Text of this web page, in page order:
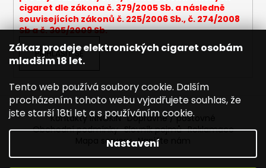
Zákaz prodeje elektronických cigaret osobám
mladším 18 let.
Tento web používá soubory cookie. Dalším
procházením tohoto webu vyjadřujete souhlas, že
jste starší 18ti let a s používáním cookie.
Nastavení
ý
p
s
cigaret dle zákona č. 379/2005 Sb. a následně
souvisejících zákonů č. 225/2006 Sb., č. 274/2008
Sb a č. 305/2009 Sb.
PŘIHLÁSIT SE
Kontakty INNOKIN Dopravné / poštovné
Obchodní podmínky Slovník pojmů Reklamace
Mapa serveru Napište nám